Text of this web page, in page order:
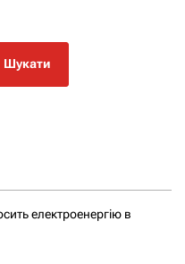
електроенергію в